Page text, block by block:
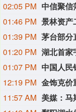
02:05 PM 中信聚信
01:46 PM 景林资产
01:39 PM
01:20 PM 湖北首家
01:07 PM
12:19 PM 金饰克价
11:57 AM